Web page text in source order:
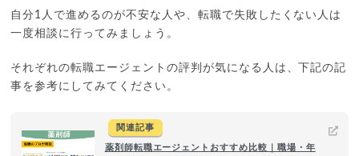
自分1人で進めるのが不安な人や、転職で失敗したくない人は
一度相談に行ってみましょう。
それぞれの転職エージェントの評判が気になる人は、下記の記
事を参考にしてみてください。
関連記事
薬剤師転職エージェントおすすめ比較｜職場・年